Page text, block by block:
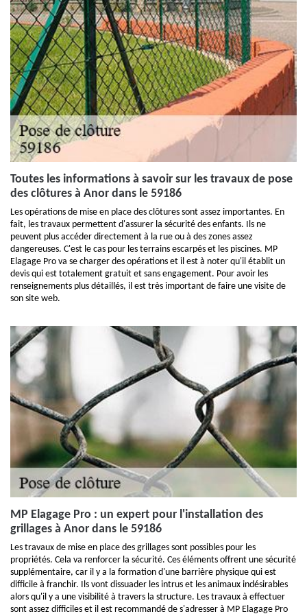
Toutes les informations à savoir sur les travaux de pose
des clôtures à Anor dans le 59186
Les opérations de mise en place des clôtures sont assez importantes. En
fait, les travaux permettent d'assurer la sécurité des enfants. Ils ne
peuvent plus accéder directement à la rue ou à des zones assez
dangereuses. C'est le cas pour les terrains escarpés et les piscines. MP
Elagage Pro va se charger des opérations et il est à noter qu'il établit un
devis qui est totalement gratuit et sans engagement. Pour avoir les
renseignements plus détaillés, il est très important de faire une visite de
son site web.
MP Elagage Pro : un expert pour l'installation des
grillages à Anor dans le 59186
Les travaux de mise en place des grillages sont possibles pour les
propriétés. Cela va renforcer la sécurité. Ces éléments offrent une sécurité
supplémentaire, car il y a la formation d'une barrière physique qui est
difficile à franchir. Ils vont dissuader les intrus et les animaux indésirables
alors qu'il y a une visibilité à travers la structure. Les travaux à effectuer
sont assez difficiles et il est recommandé de s'adresser à MP Elagage Pro